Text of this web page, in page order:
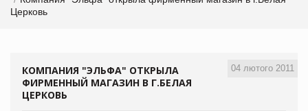
Церковь
04 лютого 2011
КОМПАНИЯ "ЭЛЬФА" ОТКРЫЛА
ФИРМЕННЫЙ МАГАЗИН В Г.БЕЛАЯ
ЦЕРКОВЬ